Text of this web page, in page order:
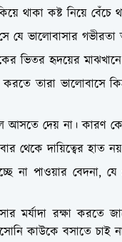
থাকা কষ্ট নিয়ে বেঁচে
যে ভালোবাসার গভীরতা
ভিতর হৃদয়ের
করতে তারা ভালোবাসে
আসতে দেয় না। কারণ
থেকে দায়িত্বের হাত
না পাওয়ার বেদনা,
মর্যাদা রক্ষা করতে
কাউকে বসাতে চাই